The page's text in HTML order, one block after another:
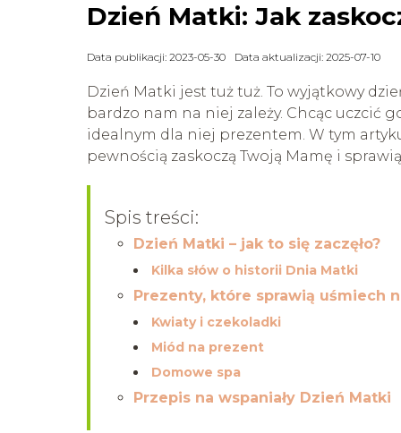
Dzień Matki: Jak
Data publikacji: 2023-05-30 Data aktualizacji: 2025-07-10
Dzień Matki jest tuż tuż. To wyjątkowy
bardzo nam na niej zależy. Chcąc uczcić
idealnym dla niej prezentem. W tym
pewnością zaskoczą Twoją Mamę i
Spis treści:
Dzień Matki – jak to się zaczęło?
Kilka słów o historii Dnia Matki
Prezenty, które sprawią uśmiech
Kwiaty i czekoladki
Miód na prezent
Domowe spa
Przepis na wspaniały Dzień Matki